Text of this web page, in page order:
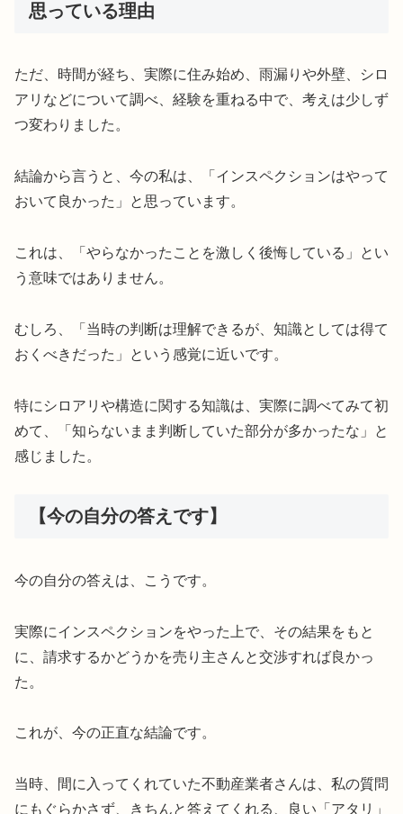
思っている理由
ただ、時間が経ち、実際に住み始め、雨漏りや外壁、シロ
アリなどについて調べ、経験を重ねる中で、考えは少しず
つ変わりました。
結論から言うと、今の私は、「インスペクションはやって
おいて良かった」と思っています。
これは、「やらなかったことを激しく後悔している」とい
う意味ではありません。
むしろ、「当時の判断は理解できるが、知識としては得て
おくべきだった」という感覚に近いです。
特にシロアリや構造に関する知識は、実際に調べてみて初
めて、「知らないまま判断していた部分が多かったな」と
感じました。
【今の自分の答えです】
今の自分の答えは、こうです。
実際にインスペクションをやった上で、その結果をもと
に、請求するかどうかを売り主さんと交渉すれば良かっ
た。
これが、今の正直な結論です。
当時、間に入ってくれていた不動産業者さんは、私の質問
にもぐらかさず、きちんと答えてくれる、良い「アタリ」